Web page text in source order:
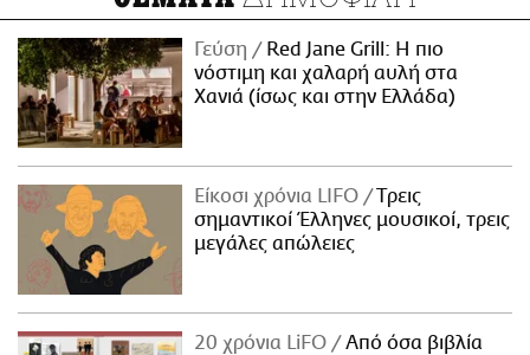
Γεύση
Red Jane Grill: Η πιο
νόστιμη και χαλαρή αυλή στα
Χανιά (ίσως και στην Ελλάδα)
Είκοσι χρόνια LIFO
Tρεις
σημαντικοί Έλληνες μουσικοί, τρεις
μεγάλες απώλειες
20 χρόνια LiFO
Από όσα βιβλία